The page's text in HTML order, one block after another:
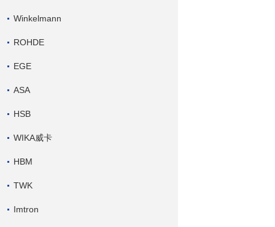
Winkelmann
ROHDE
EGE
ASA
HSB
WIKA威卡
HBM
TWK
Imtron